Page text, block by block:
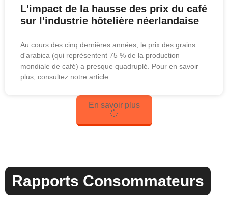
L'impact de la hausse des prix du café
sur l'industrie hôtelière néerlandaise
Au cours des cinq dernières années, le prix des grains
d'arabica (qui représentent 75 % de la production
mondiale de café) a presque quadruplé. Pour en savoir
plus, consultez notre article.
En savoir plus
Rapports Consommateurs